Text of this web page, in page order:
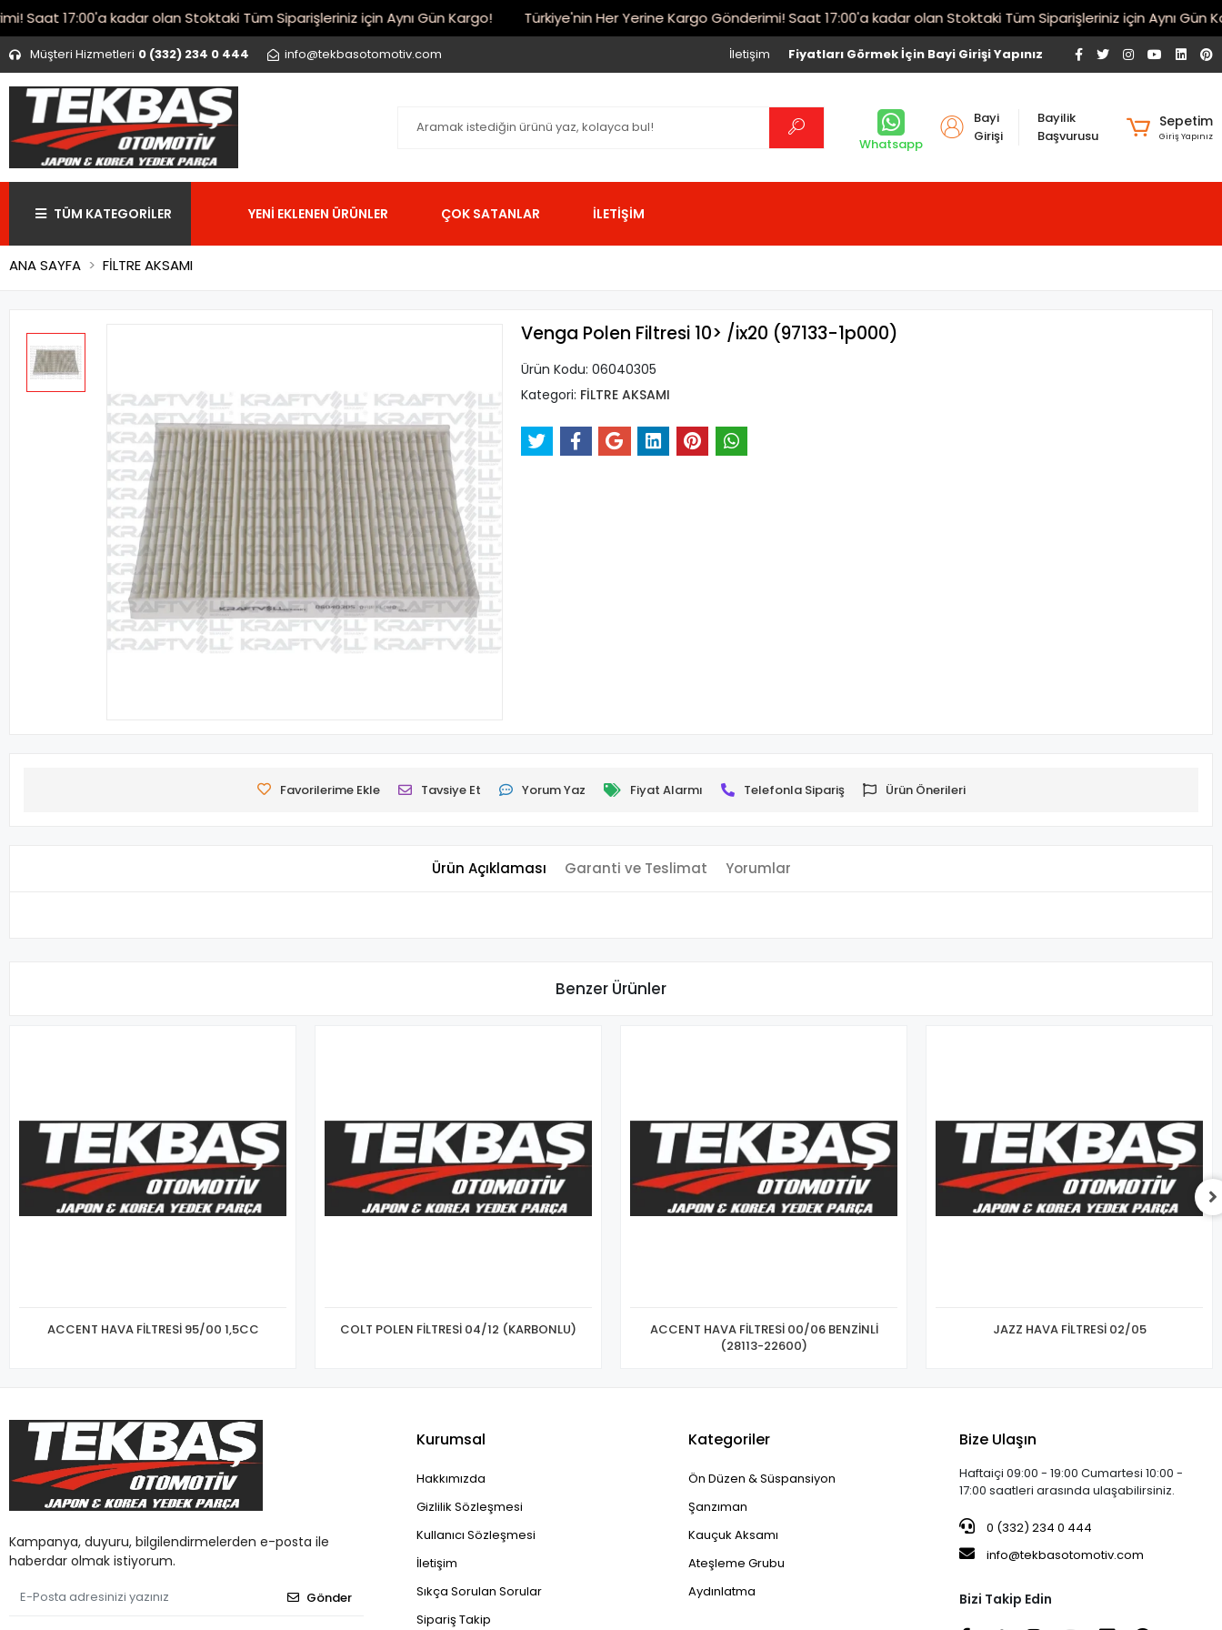
17:00'a kadar olan Stoktaki Tüm Siparişleriniz için Aynı Gün Kargo! Türkiye'nin Her Yerine Kargo Gönderimi! Saat 17:00'a kadar olan Stoktaki Tüm Siparişleriniz için Aynı Gün
Müşteri Hizmetleri 0 (332) 234 0 444 info@tekbasotomotiv.com Fiyatları Görmek İçin Bayi Girişi Yapınız
İletişim
Whatsapp
Bayi
Girişi
Bayilik
Başvurusu
Sepetim
Giriş Yapınız
TÜM KATEGORİLER YENİ EKLENEN ÜRÜNLER ÇOK SATANLAR İLETİŞİM
ANA SAYFA FİLTRE AKSAMI
Venga Polen Filtresi 10> /ix20 (97133-1p000)
Ürün Kodu: 06040305
Kategori: FİLTRE AKSAMI
Favorilerime Ekle Tavsiye Et Yorum Yaz Fiyat Alarmı Telefonla Sipariş Ürün Önerileri
Ürün Açıklaması Garanti ve Teslimat Yorumlar
Benzer Ürünler
ACCENT HAVA FİLTRESİ 95/00 1,5CC COLT POLEN FİLTRESİ 04/12 (KARBONLU)
ACCENT HAVA FİLTRESİ 00/06 BENZİNLİ
(28113-22600)
JAZZ HAVA FİLTRESİ 02/05
Kampanya, duyuru, bilgilendirmelerden e-posta ile
haberdar olmak istiyorum.
Gönder
Kurumsal
Hakkımızda
Gizlilik Sözleşmesi
Kullanıcı Sözleşmesi
İletişim
Sıkça Sorulan Sorular
Sipariş Takip
Kategoriler
Ön Düzen & Süspansiyon
Şanzıman
Kauçuk Aksamı
Ateşleme Grubu
Aydınlatma
Bize Ulaşın
Haftaiçi 09:00 - 19:00 Cumartesi 10:00 -
17:00 saatleri arasında ulaşabilirsiniz.
0 (332) 234 0 444
info@tekbasotomotiv.com
Bizi Takip Edin